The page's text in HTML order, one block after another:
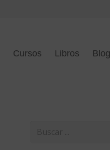
Cursos Libros Blog